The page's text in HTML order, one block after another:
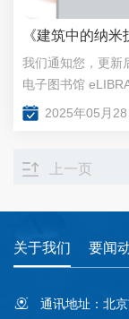
《建筑中的纳
我们通知您，更新
电子图书馆
2025年05月28
上一页
关于我们 要闻
通讯地址：北